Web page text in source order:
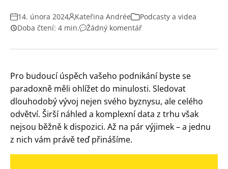
14. února 2024 Kateřina Andrée
Podcasty a videa
Doba čtení: 4 min.
Žádný komentář
Pro budoucí úspěch vašeho podnikání byste se
paradoxně měli ohlížet do minulosti. Sledovat
dlouhodobý vývoj nejen svého byznysu, ale celého
odvětví. Širší náhled a komplexní data z trhu však
nejsou běžně k dispozici. Až na pár výjimek – a jednu
z nich vám právě teď přinášíme.